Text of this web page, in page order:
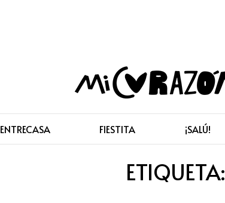
ENTRECASA FIESTITA ¡SALÚ!
ETIQUETA: